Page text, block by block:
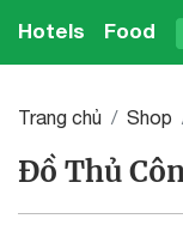
Hotels Food
Trang chủ Shop
Đồ Thủ